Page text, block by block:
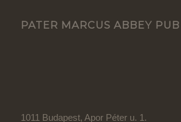
PATER MARCUS ABBEY PUB
1011 Budapest, Apor Péter u. 1.